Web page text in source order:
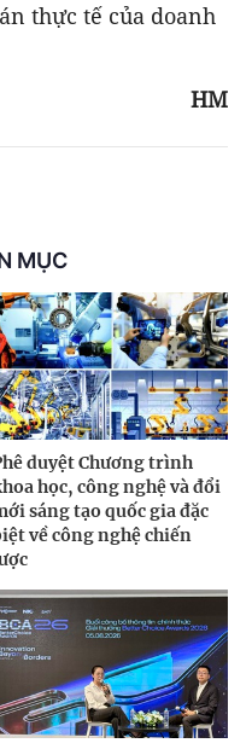
thực tế của doanh
HM
MỤC
duyệt Chương trình
học, công nghệ và đổi
sáng tạo quốc gia đặc
về công nghệ chiến